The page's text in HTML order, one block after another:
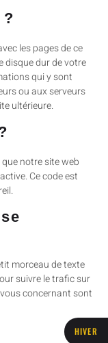
HIVER
?
les pages de ce
disque dur de votre
qui y sont
ou aux serveurs
ultérieure.
notre site web
Ce code est
morceau de texte
suivre le trafic sur
concernant sont